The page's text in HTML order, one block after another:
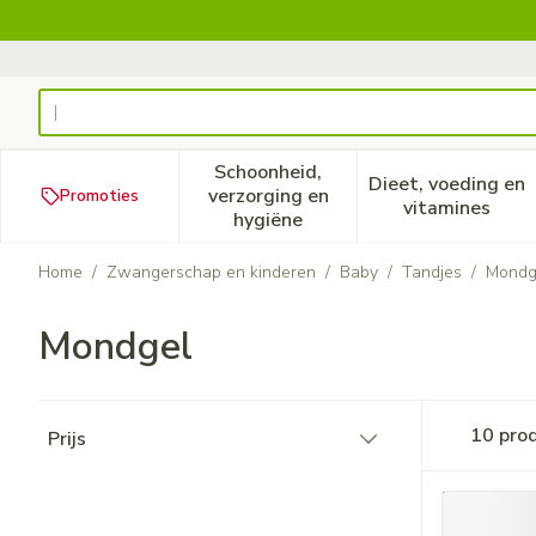
Product, merk, categorie...
Promoties
Schoonheid,
verzorging en
hygiëne
Toon submenu voor
Dieet, voeding en
vitamines
Toon
Home / Zwangerschap en kinderen / Baby / Tandjes /
Mondgel
Prijs
10